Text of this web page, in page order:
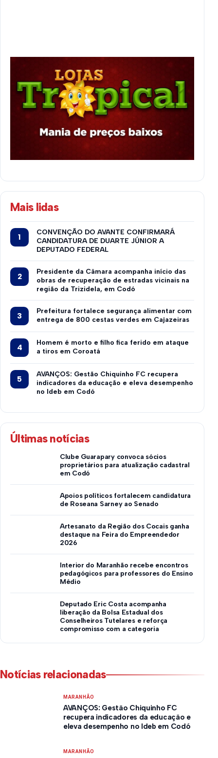
Mais lidas
CONVENÇÃO DO AVANTE CONFIRMARÁ
CANDIDATURA DE DUARTE JÚNIOR A
DEPUTADO FEDERAL
Presidente da Câmara acompanha início das
obras de recuperação de estradas vicinais na
região da Trizidela, em Codó
Prefeitura fortalece segurança alimentar com
entrega de 800 cestas verdes em Cajazeiras
Homem é morto e filho fica ferido em ataque
a tiros em Coroatá
AVANÇOS: Gestão Chiquinho FC recupera
indicadores da educação e eleva desempenho
no Ideb em Codó
Últimas notícias
Clube Guarapary convoca sócios
proprietários para atualização cadastral
em Codó
Apoios políticos fortalecem candidatura
de Roseana Sarney ao Senado
Artesanato da Região dos Cocais ganha
destaque na Feira do Empreendedor
2026
Interior do Maranhão recebe encontros
pedagógicos para professores do Ensino
Médio
Deputado Eric Costa acompanha
liberação da Bolsa Estadual dos
Conselheiros Tutelares e reforça
compromisso com a categoria
Notícias relacionadas
MARANHÃO
AVANÇOS: Gestão Chiquinho FC
recupera indicadores da educação e
eleva desempenho no Ideb em Codó
MARANHÃO